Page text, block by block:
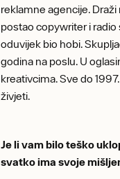
reklamne agencije. Draži
postao copywriter i radio
oduvijek bio hobi.
godina na poslu. U
kreativcima. Sve do
živjeti.
Je li vam bilo teško
svatko ima svoje